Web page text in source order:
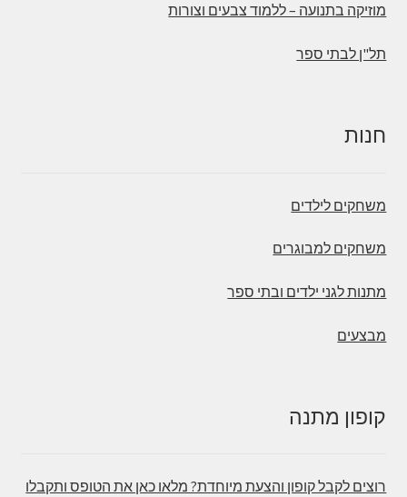
מוזיקה בתנועה – ללמוד צבעים וצורות
תל"ן לבתי ספר
חנות
משחקים לילדים
משחקים למבוגרים
מתנות לגני ילדים ובתי ספר
מבצעים
קופון מתנה
רוצים לקבל קופון והצעת מיוחדת? מלאו כאן את הטופס ותקבלו